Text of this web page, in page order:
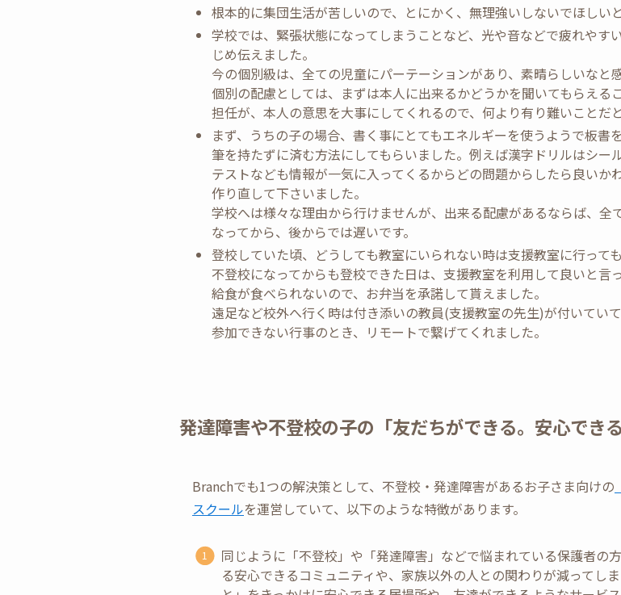
根本的に集団生活が苦しいので、とにかく、無理強いしないでほしい
学校では、緊張状態になってしまうことなど、光や音などで疲れやす
じめ伝えました。
今の個別級は、全ての児童にパーテーションがあり、素晴らしいなと
個別の配慮としては、まずは本人に出来るかどうかを聞いてもらえる
担任が、本人の意思を大事にしてくれるので、何より有り難いことだ
まず、うちの子の場合、書く事にとてもエネルギーを使うようで板
筆を持たずに済む方法にしてもらいました。例えば漢字ドリルはシー
テストなども情報が一気に入ってくるからどの問題からしたら良い
作り直して下さいました。
学校へは様々な理由から行けませんが、出来る配慮があるならば、全
なってから、後からでは遅いです。
登校していた頃、どうしても教室にいられない時は支援教室に行って
不登校になってからも登校できた日は、支援教室を利用して良いと言
給食が食べられないので、お弁当を承諾して貰えました。
遠足など校外へ行く時は付き添いの教員(支援教室の先生)が付いていて
参加できない行事のとき、リモートで繋げてくれました。
発達障害や不登校の子の「友だちができる。安心でき
Branchでも1つの解決策として、不登校・発達障害があるお子さま向けの
スクールを運営していて、以下のような特徴があります。
同じように「不登校」や「発達障害」などで悩まれている保護者の
る安心できるコミュニティや、家族以外の人との関わりが減ってし